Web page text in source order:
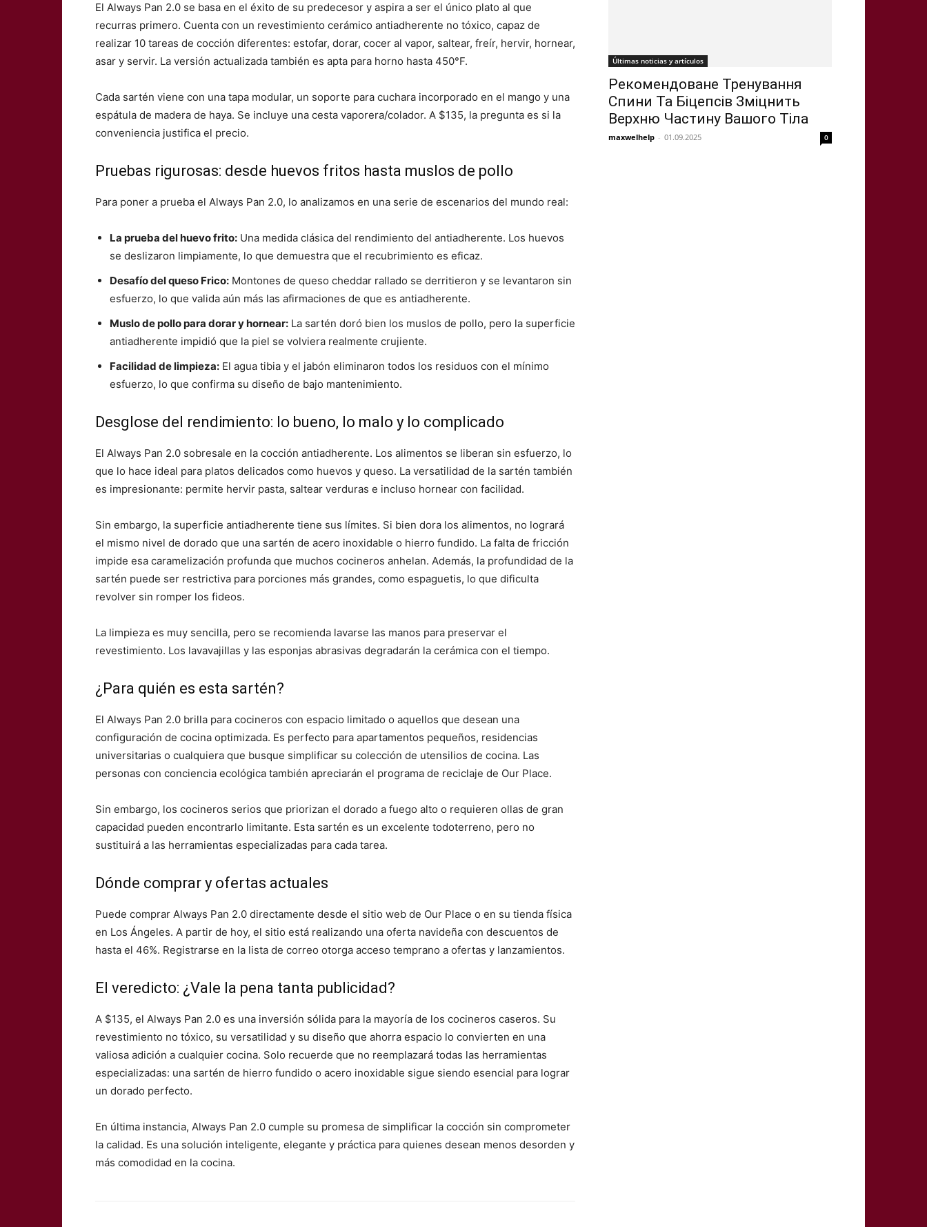
El Always Pan 2.0 se basa en el éxito de su predecesor y aspira a ser el único plato al que
recurras primero. Cuenta con un revestimiento cerámico antiadherente no tóxico, capaz de
realizar 10 tareas de cocción diferentes: estofar, dorar, cocer al vapor, saltear, freír, hervir, hornear,
asar y servir. La versión actualizada también es apta para horno hasta 450°F.
Cada sartén viene con una tapa modular, un soporte para cuchara incorporado en el mango y una
espátula de madera de haya. Se incluye una cesta vaporera/colador. A $135, la pregunta es si la
conveniencia justifica el precio.
Pruebas rigurosas: desde huevos fritos hasta muslos de pollo
Para poner a prueba el Always Pan 2.0, lo analizamos en una serie de escenarios del mundo real:
La prueba del huevo frito: Una medida clásica del rendimiento del antiadherente. Los huevos
se deslizaron limpiamente, lo que demuestra que el recubrimiento es eficaz.
Desafío del queso Frico: Montones de queso cheddar rallado se derritieron y se levantaron sin
esfuerzo, lo que valida aún más las afirmaciones de que es antiadherente.
Muslo de pollo para dorar y hornear: La sartén doró bien los muslos de pollo, pero la superficie
antiadherente impidió que la piel se volviera realmente crujiente.
Facilidad de limpieza: El agua tibia y el jabón eliminaron todos los residuos con el mínimo
esfuerzo, lo que confirma su diseño de bajo mantenimiento.
Desglose del rendimiento: lo bueno, lo malo y lo complicado
El Always Pan 2.0 sobresale en la cocción antiadherente. Los alimentos se liberan sin esfuerzo, lo
que lo hace ideal para platos delicados como huevos y queso. La versatilidad de la sartén también
es impresionante: permite hervir pasta, saltear verduras e incluso hornear con facilidad.
Sin embargo, la superficie antiadherente tiene sus límites. Si bien dora los alimentos, no logrará
el mismo nivel de dorado que una sartén de acero inoxidable o hierro fundido. La falta de fricción
impide esa caramelización profunda que muchos cocineros anhelan. Además, la profundidad de la
sartén puede ser restrictiva para porciones más grandes, como espaguetis, lo que dificulta
revolver sin romper los fideos.
La limpieza es muy sencilla, pero se recomienda lavarse las manos para preservar el
revestimiento. Los lavavajillas y las esponjas abrasivas degradarán la cerámica con el tiempo.
¿Para quién es esta sartén?
El Always Pan 2.0 brilla para cocineros con espacio limitado o aquellos que desean una
configuración de cocina optimizada. Es perfecto para apartamentos pequeños, residencias
universitarias o cualquiera que busque simplificar su colección de utensilios de cocina. Las
personas con conciencia ecológica también apreciarán el programa de reciclaje de Our Place.
Sin embargo, los cocineros serios que priorizan el dorado a fuego alto o requieren ollas de gran
capacidad pueden encontrarlo limitante. Esta sartén es un excelente todoterreno, pero no
sustituirá a las herramientas especializadas para cada tarea.
Dónde comprar y ofertas actuales
Puede comprar Always Pan 2.0 directamente desde el sitio web de Our Place o en su tienda física
en Los Ángeles. A partir de hoy, el sitio está realizando una oferta navideña con descuentos de
hasta el 46%. Registrarse en la lista de correo otorga acceso temprano a ofertas y lanzamientos.
El veredicto: ¿Vale la pena tanta publicidad?
A $135, el Always Pan 2.0 es una inversión sólida para la mayoría de los cocineros caseros. Su
revestimiento no tóxico, su versatilidad y su diseño que ahorra espacio lo convierten en una
valiosa adición a cualquier cocina. Solo recuerde que no reemplazará todas las herramientas
especializadas: una sartén de hierro fundido o acero inoxidable sigue siendo esencial para lograr
un dorado perfecto.
En última instancia, Always Pan 2.0 cumple su promesa de simplificar la cocción sin comprometer
la calidad. Es una solución inteligente, elegante y práctica para quienes desean menos desorden y
más comodidad en la cocina.
Últimas noticias y artículos
Рекомендоване Тренування
Спини Та Біцепсів Зміцнить
Верхню Частину Вашого Тіла
maxwelhelp - 01.09.2025 0